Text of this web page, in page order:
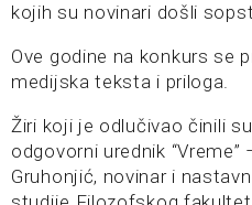
kojih su novinari došli
Ove godine na konkurs se
medijska teksta i priloga.
Žiri koji je odlučivao činili
odgovorni urednik
Gruhonjić, novinar i